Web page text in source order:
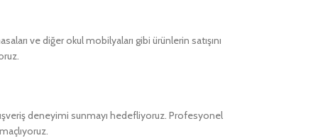
ve diğer okul mobilyaları gibi ürünlerin satışını
deneyimi sunmayı hedefliyoruz. Profesyonel